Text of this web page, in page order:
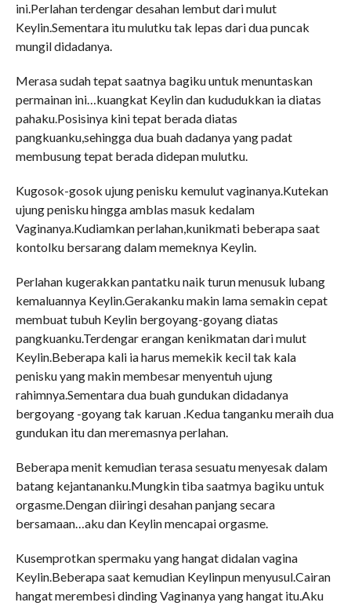
ini.Perlahan terdengar desahan lembut dari mulut
Keylin.Sementara itu mulutku tak lepas dari dua puncak
mungil didadanya.
Merasa sudah tepat saatnya bagiku untuk menuntaskan
permainan ini…kuangkat Keylin dan kududukkan ia diatas
pahaku.Posisinya kini tepat berada diatas
pangkuanku,sehingga dua buah dadanya yang padat
membusung tepat berada didepan mulutku.
Kugosok-gosok ujung penisku kemulut vaginanya.Kutekan
ujung penisku hingga amblas masuk kedalam
Vaginanya.Kudiamkan perlahan,kunikmati beberapa saat
kontolku bersarang dalam memeknya Keylin.
Perlahan kugerakkan pantatku naik turun menusuk lubang
kemaluannya Keylin.Gerakanku makin lama semakin cepat
membuat tubuh Keylin bergoyang-goyang diatas
pangkuanku.Terdengar erangan kenikmatan dari mulut
Keylin.Beberapa kali ia harus memekik kecil tak kala
penisku yang makin membesar menyentuh ujung
rahimnya.Sementara dua buah gundukan didadanya
bergoyang -goyang tak karuan .Kedua tanganku meraih dua
gundukan itu dan meremasnya perlahan.
Beberapa menit kemudian terasa sesuatu menyesak dalam
batang kejantananku.Mungkin tiba saatmya bagiku untuk
orgasme.Dengan diiringi desahan panjang secara
bersamaan…aku dan Keylin mencapai orgasme.
Kusemprotkan spermaku yang hangat didalan vagina
Keylin.Beberapa saat kemudian Keylinpun menyusul.Cairan
hangat merembesi dinding Vaginanya yang hangat itu.Aku